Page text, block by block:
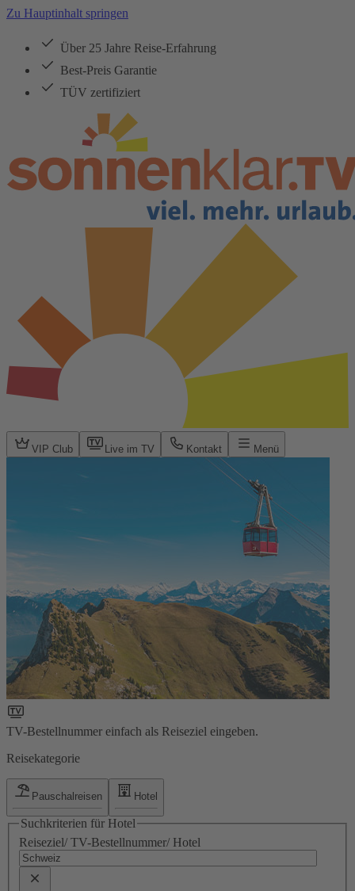
Zu Hauptinhalt springen
Über 25 Jahre Reise-Erfahrung
Best-Preis Garantie
TÜV zertifiziert
VIP Club Live im TV Kontakt Menü
TV-Bestellnummer einfach als Reiseziel eingeben.
Reisekategorie
Pauschalreisen Hotel
Suchkriterien für Hotel
Reiseziel/ TV-Bestellnummer/ Hotel